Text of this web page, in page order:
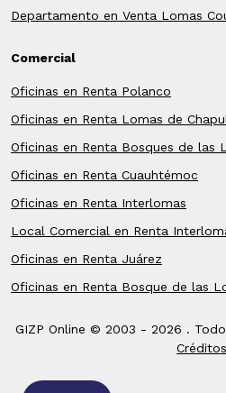
Departamento en Venta Lomas
Comercial
Oficinas en Renta Polanco
Oficinas en Renta Lomas de
Oficinas en Renta Bosques de las
Oficinas en Renta Cuauhtémoc
Oficinas en Renta Interlomas
Local Comercial en Renta
Oficinas en Renta Juárez
Oficinas en Renta Bosque de las
GIZP Online © 2003 - 2026 .
Créditos